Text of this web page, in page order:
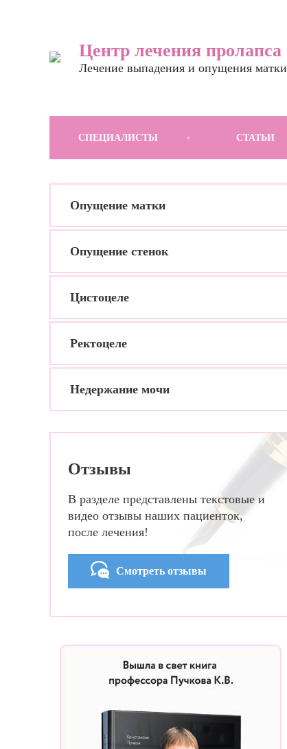
Центр лечения пролапса
Лечение выпадения и опущения матки
СПЕЦИАЛИСТЫ СТАТЬИ
Опущение матки
Опущение стенок
Цистоцеле
Ректоцеле
Недержание мочи
Отзывы
В разделе представлены текстовые и
видео отзывы наших пациенток,
после лечения!
Смотреть отзывы